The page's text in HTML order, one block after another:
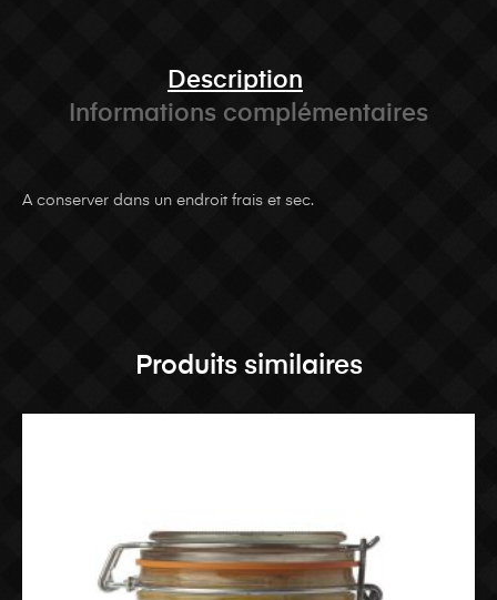
Description
Informations complémentaires
A conserver dans un endroit frais et sec.
Produits similaires